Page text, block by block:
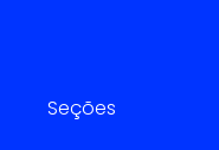
Seções